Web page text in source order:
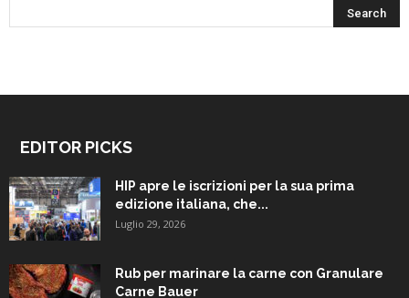
EDITOR PICKS
HIP apre le iscrizioni per la sua prima
edizione italiana, che...
Luglio 29, 2026
Rub per marinare la carne con Granulare
Carne Bauer